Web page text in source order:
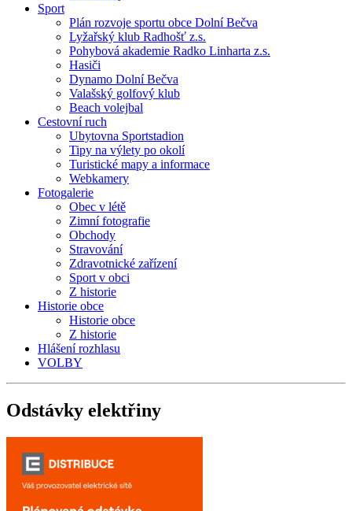
Sport
Plán rozvoje sportu obce Dolní Bečva
Lyžařský klub Radhošť z.s.
Pohybová akademie Radko Linharta z.s.
Hasiči
Dynamo Dolní Bečva
Valašský golfový klub
Beach volejbal
Cestovní ruch
Ubytovna Sportstadion
Tipy na výlety po okolí
Turistické mapy a informace
Webkamery
Fotogalerie
Obec v létě
Zimní fotografie
Obchody
Stravování
Zdravotnické zařízení
Sport v obci
Z historie
Historie obce
Historie obce
Z historie
Hlášení rozhlasu
VOLBY
Odstávky elektřiny